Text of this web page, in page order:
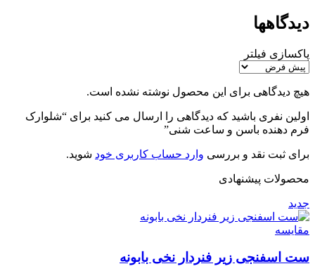
دیدگاهها
پاکسازی فیلتر
هیچ دیدگاهی برای این محصول نوشته نشده است.
اولین نفری باشید که دیدگاهی را ارسال می کنید برای “شلوارک
فرم دهنده باسن و ساعت شنی”
برای ثبت نقد و بررسی وارد حساب کاربری خود شوید.
محصولات پیشنهادی
جدید
مقایسه
ست اسفنجی زیر فنردار نخی بابونه